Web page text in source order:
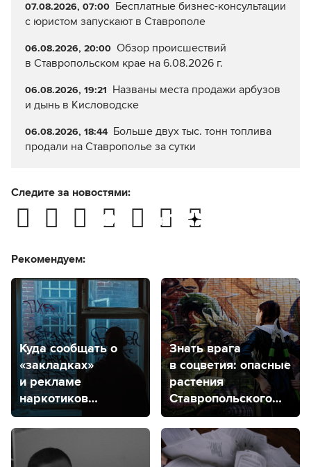
07.08.2026, 07:00 Бесплатные бизнес-консультации
с юристом запускают в Ставрополе
06.08.2026, 20:00 Обзор происшествий
в Ставропольском крае на 6.08.2026 г.
06.08.2026, 19:21 Названы места продажи арбузов
и дынь в Кисловодске
06.08.2026, 18:44 Больше двух тыс. тонн топлива
продали на Ставрополье за сутки
Следите за новостями:
Рекомендуем:
Куда сообщать о
«закладках»
и рекламе
наркотиков
на стенах
в Ставрополе?
Знать врага
в соцветия: опасные
растения
Ставропольского
края